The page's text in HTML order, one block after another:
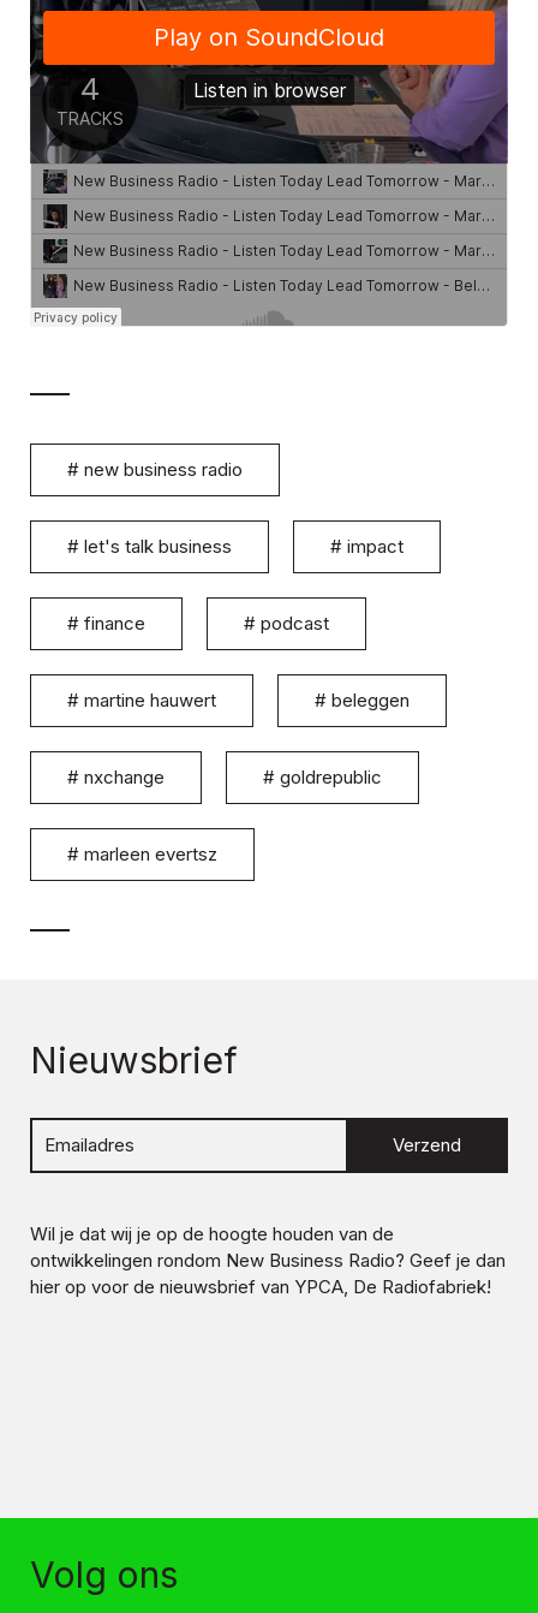
# new business radio
# let's talk business # impact
# finance # podcast
# martine hauwert # beleggen
# nxchange # goldrepublic
# marleen evertsz
Nieuwsbrief
Verzend
Wil je dat wij je op de hoogte houden van de
ontwikkelingen rondom New Business Radio? Geef je dan
hier op voor de nieuwsbrief van YPCA, De Radiofabriek!
Volg ons